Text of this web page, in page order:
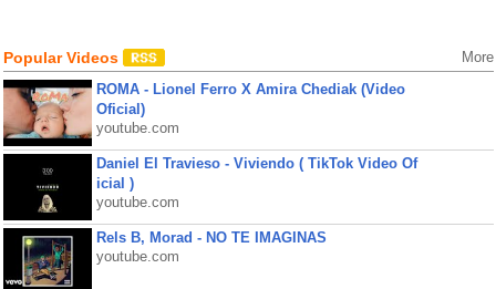
Popular Videos More
ROMA - Lionel Ferro X Amira Chediak (Video
Oficial)
youtube.com
Daniel El Travieso - Viviendo ( TikTok Video Of
icial )
youtube.com
Rels B, Morad - NO TE IMAGINAS
youtube.com